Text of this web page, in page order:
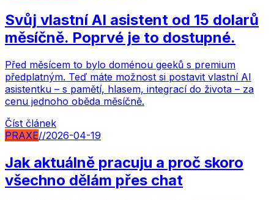
Svůj vlastní AI asistent od 15 dolarů
měsíčně. Poprvé je to dostupné.
Před měsícem to bylo doménou geeků s premium
předplatným. Teď máte možnost si postavit vlastní AI
asistentku – s pamětí, hlasem, integrací do života – za
cenu jednoho oběda měsíčně.
Číst článek
PRAXE//2026-04-19
Jak aktuálně pracuju a proč skoro
všechno dělám přes chat